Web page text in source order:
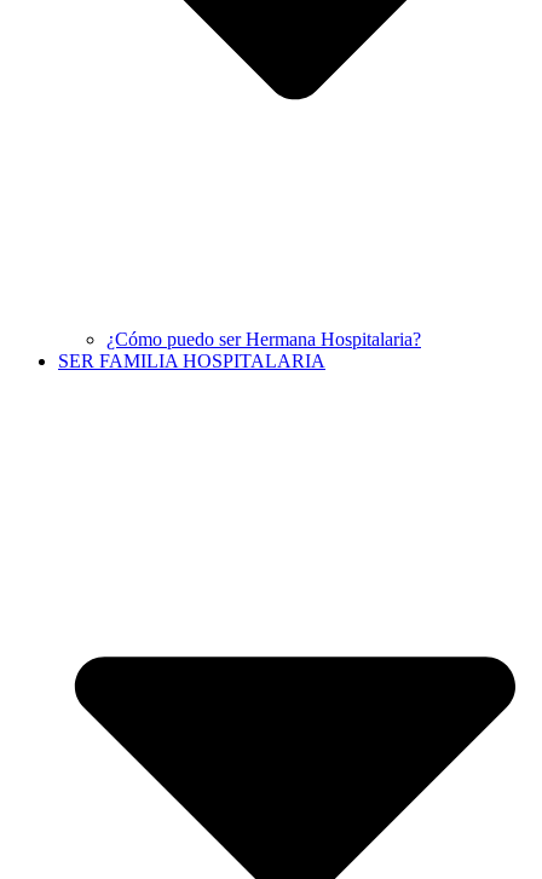
¿Cómo puedo ser Hermana Hospitalaria?
SER FAMILIA HOSPITALARIA